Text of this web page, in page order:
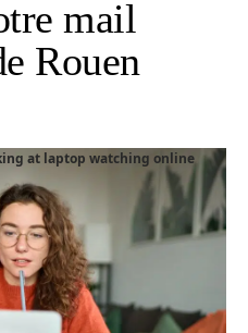
mail
Rouen
at laptop watching online